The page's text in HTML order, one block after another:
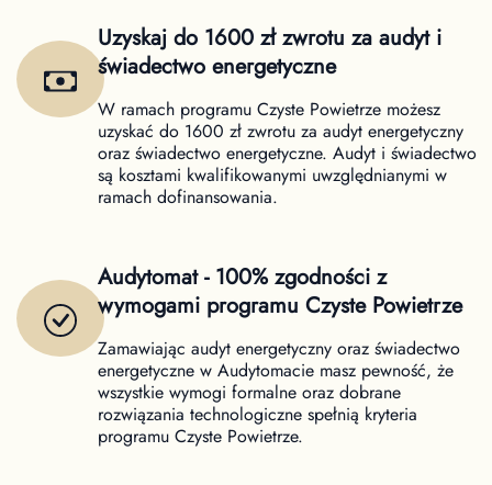
Uzyskaj do 1600 zł zwrotu za audyt i
świadectwo energetyczne
W ramach programu Czyste Powietrze możesz
uzyskać do 1600 zł zwrotu za audyt energetyczny
oraz świadectwo energetyczne. Audyt i świadectwo
są kosztami kwalifikowanymi uwzględnianymi w
ramach dofinansowania.
Audytomat - 100% zgodności z
wymogami programu Czyste Powietrze
Zamawiając audyt energetyczny oraz świadectwo
energetyczne w Audytomacie masz pewność, że
wszystkie wymogi formalne oraz dobrane
rozwiązania technologiczne spełnią kryteria
programu Czyste Powietrze.